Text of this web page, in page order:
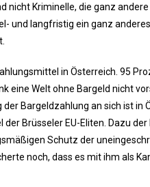
nicht Kriminelle, die ganz
und langfristig ein ganz
in Österreich. 95
eine Welt ohne Bargeld nicht
Bargeldzahlung an sich ist in
Brüsseler EU-Eliten. Dazu
Schutz der
noch, dass es mit ihm als